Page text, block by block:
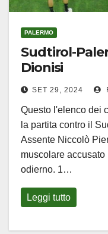
PALERMO
Sudtirol-
Dionisi
SET 29, 2024
Questo l'elenco dei
la partita contro il
Assente Niccolò
muscolare
odierno. 1…
Leggi tutto